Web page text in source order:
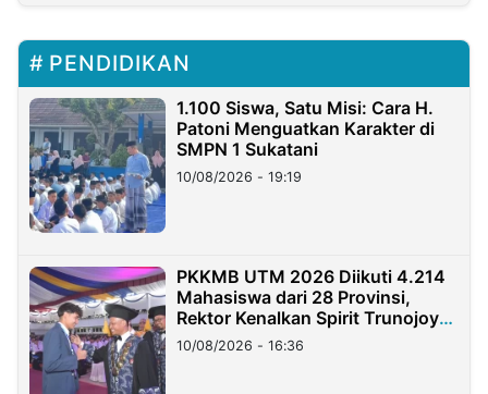
PENDIDIKAN
1.100 Siswa, Satu Misi: Cara H.
Patoni Menguatkan Karakter di
SMPN 1 Sukatani
10/08/2026 - 19:19
PKKMB UTM 2026 Diikuti 4.214
Mahasiswa dari 28 Provinsi,
Rektor Kenalkan Spirit Trunojoyo
Masa Kini
10/08/2026 - 16:36